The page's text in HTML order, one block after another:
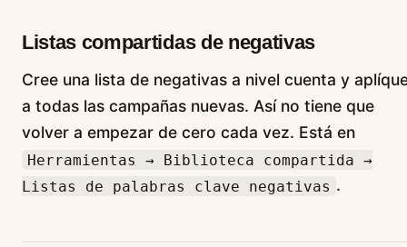
Listas compartidas de negativas
Cree una lista de negativas a nivel cuenta y
a todas las campañas nuevas. Así no tiene que
volver a empezar de cero cada vez. Está en
Herramientas → Biblioteca compartida →
Listas de palabras clave negativas .